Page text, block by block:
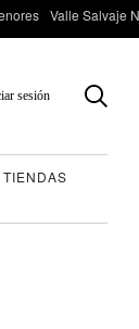
Valle Salvaje
sesión
TIENDAS